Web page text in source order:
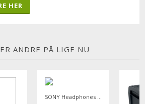
HER
ANDRE PÅ LIGE NU